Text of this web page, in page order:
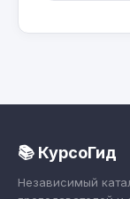
📚 КурсоГид
Независимый